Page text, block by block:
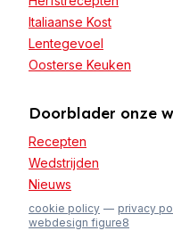
Italiaanse Kost
Lentegevoel
Oosterse Keuken
Doorblader onze
Recepten
Wedstrijden
Nieuws
cookie policy privacy
webdesign figure8